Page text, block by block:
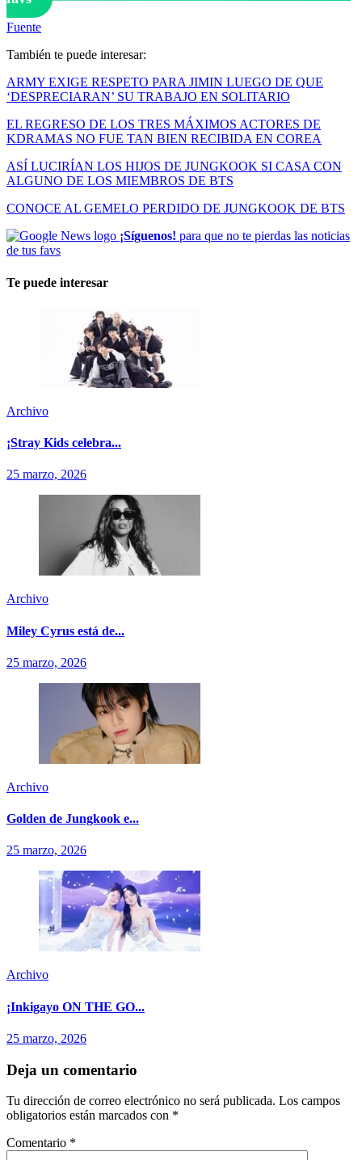
Fuente
También te puede interesar:
ARMY EXIGE RESPETO PARA JIMIN LUEGO DE QUE
‘DESPRECIARAN’ SU TRABAJO EN SOLITARIO
EL REGRESO DE LOS TRES MÁXIMOS ACTORES DE
KDRAMAS NO FUE TAN BIEN RECIBIDA EN COREA
ASÍ LUCIRÍAN LOS HIJOS DE JUNGKOOK SI CASA CON
ALGUNO DE LOS MIEMBROS DE BTS
CONOCE AL GEMELO PERDIDO DE JUNGKOOK DE BTS
¡Síguenos! para que no te pierdas las noticias
de tus favs
Te puede interesar
Archivo
¡Stray Kids celebra...
25 marzo, 2026
Archivo
Miley Cyrus está de...
25 marzo, 2026
Archivo
Golden de Jungkook e...
25 marzo, 2026
Archivo
¡Inkigayo ON THE GO...
25 marzo, 2026
Deja un comentario
Tu dirección de correo electrónico no será publicada. Los campos
obligatorios están marcados con *
Comentario *